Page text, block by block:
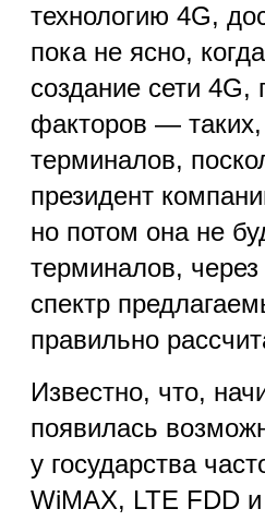
технологию 4G,
пока не ясно,
создание сети
факторов —
терминалов,
президент
но потом она не
терминалов, через
спектр
правильно
Известно, что,
появилась
у государства
WiMAX, LTE FDD